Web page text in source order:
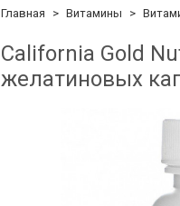
Главная Витамины
California Gold
желатиновых